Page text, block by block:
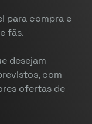
para compra e
fãs.
desejam
com
ofertas de